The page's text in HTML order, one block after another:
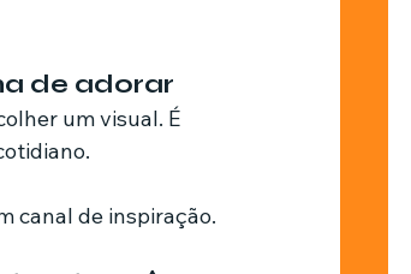
de adorar
um visual. É
canal de inspiração.